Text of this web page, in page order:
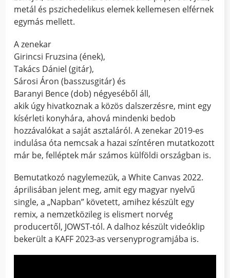
metál és pszichedelikus elemek kellemesen elférnek
egymás mellett.
A zenekar
Girincsi Fruzsina (ének),
Takács Dániel (gitár),
Sárosi Áron (basszusgitár) és
Baranyi Bence (dob) négyeséből áll,
akik úgy hivatkoznak a közös dalszerzésre, mint egy
kísérleti konyhára, ahová mindenki bedob
hozzávalókat a saját asztaláról. A zenekar 2019-es
indulása óta nemcsak a hazai színtéren mutatkozott
már be, felléptek már számos külföldi országban is.
Bemutatkozó nagylemezük, a White Canvas 2022.
áprilisában jelent meg, amit egy magyar nyelvű
single, a „Napban” követett, amihez készült egy
remix, a nemzetközileg is elismert norvég
producertől, JOWST-tól. A dalhoz készült videóklip
bekerült a KAFF 2023-as versenyprogramjába is.